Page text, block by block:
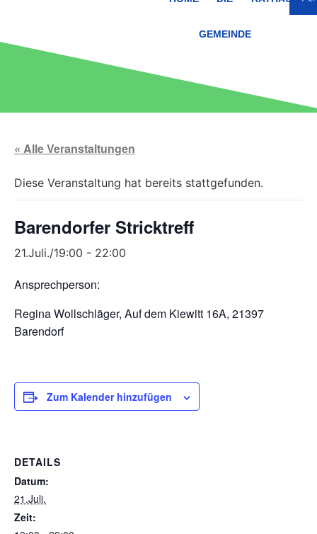
GEMEINDE
« Alle Veranstaltungen
Diese Veranstaltung hat bereits stattgefunden.
Barendorfer Stricktreff
21.Juli./19:00 - 22:00
Ansprechperson:
Regina Wollschläger, Auf dem Kiewitt 16A, 21397
Barendorf
Zum Kalender hinzufügen
DETAILS
Datum:
21.Juli.
Zeit: